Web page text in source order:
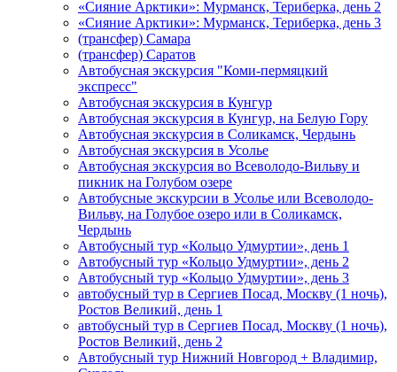
«Сияние Арктики»: Мурманск, Териберка, день 2
«Сияние Арктики»: Мурманск, Териберка, день 3
(трансфер) Самара
(трансфер) Саратов
Автобусная экскурсия "Коми-пермяцкий
экспресс"
Автобусная экскурсия в Кунгур
Автобусная экскурсия в Кунгур, на Белую Гору
Автобусная экскурсия в Соликамск, Чердынь
Автобусная экскурсия в Усолье
Автобусная экскурсия во Всеволодо-Вильву и
пикник на Голубом озере
Автобусные экскурсии в Усолье или Всеволодо-
Вильву, на Голубое озеро или в Соликамск,
Чердынь
Автобусный тур «Кольцо Удмуртии», день 1
Автобусный тур «Кольцо Удмуртии», день 2
Автобусный тур «Кольцо Удмуртии», день 3
автобусный тур в Сергиев Посад, Москву (1 ночь),
Ростов Великий, день 1
автобусный тур в Сергиев Посад, Москву (1 ночь),
Ростов Великий, день 2
Автобусный тур Нижний Новгород + Владимир,